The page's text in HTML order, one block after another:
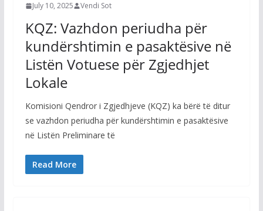
July 10, 2025 Vendi Sot
KQZ: Vazhdon periudha për
kundërshtimin e pasaktësive në
Listën Votuese për Zgjedhjet
Lokale
Komisioni Qendror i Zgjedhjeve (KQZ) ka bërë të ditur
se vazhdon periudha për kundërshtimin e pasaktësive
në Listën Preliminare të
Read More